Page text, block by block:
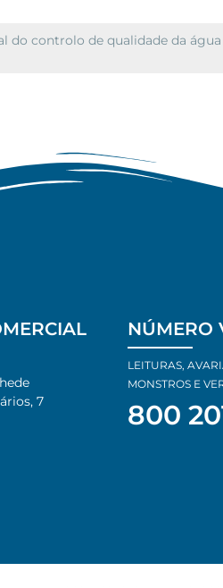
do controlo de qualidade da água
7​
NÚMERO
LEITURAS,
MONSTROS E
800